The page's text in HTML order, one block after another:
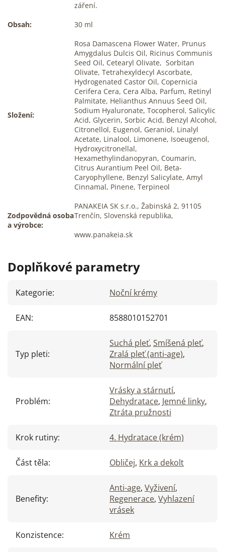
záření.
Obsah:
30 ml
Složení:
Rosa Damascena Flower Water, Prunus
Amygdalus Dulcis Oil, Ricinus Communis
Seed Oil, Cetearyl Olivate, Sorbitan
Olivate, Tetrahexyldecyl Ascorbate,
Hydrogenated Castor Oil, Copernicia
Cerifera Cera, Cera Alba, Parfum, Retinyl
Palmitate, Helianthus Annuus Seed Oil,
Sodium Hyaluronate, Tocopherol, Salicylic
Acid, Glycerin, Sorbic Acid, Benzyl Alcohol,
Citronellol, Eugenol, Geraniol, Linalyl
Acetate, Linalool, Limonene, Isoeugenol,
Hydroxycitronellal,
Hexamethylindanopyran, Coumarin,
Citrus Aurantium Peel Oil, Beta-
Caryophyllene, Benzyl Salicylate, Amyl
Cinnamal, Pinene, Terpineol
Zodpovědná osoba
a výrobce:
PANAKEIA SK s.r.o., Žabinská 2, 91105
Trenčín, Slovenská republika,
www.panakeia.sk
Doplňkové parametry
Kategorie: Noční krémy
EAN: 8588010152701
Typ pleti:
Suchá pleť, Smíšená pleť,
Zralá pleť (anti-age),
Normální pleť
Problém:
Vrásky a stárnutí,
Dehydratace, Jemné linky,
Ztráta pružnosti
Krok rutiny: 4. Hydratace (krém)
Část těla: Obličej, Krk a dekolt
Benefity:
Anti-age, Vyživení,
Regenerace, Vyhlazení
vrásek
Konzistence: Krém